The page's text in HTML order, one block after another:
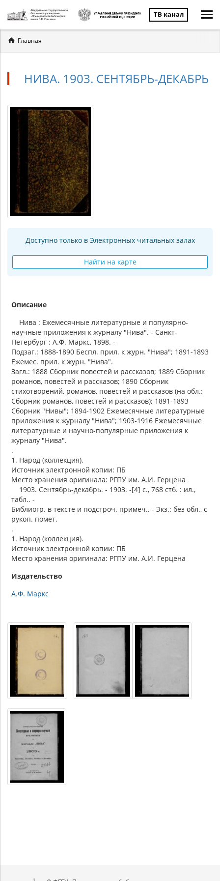
ТВ канал
Вы
здесь
Главная
НИВА. 1903. СЕНТЯБРЬ-ДЕКАБРЬ
Доступно только в Электронных читальных залах
Найти на карте
Описание
Нива : Ежемесячные литературные и популярно-
научные приложения к журналу "Нива". - Санкт-
Петербург : А.Ф. Маркс, 1898. -
Подзаг.: 1888-1890 Беспл. прил. к журн. "Нива"; 1891-1893
Ежемес. прил. к журн. "Нива".
Загл.: 1888 Сборник повестей и рассказов; 1889 Сборник
романов, повестей и рассказов; 1890 Сборник
стихотворений, романов, повестей и рассказов (на обл.:
Сборник романов, повестей и рассказов); 1891-1893
Сборник "Нивы"; 1894-1902 Ежемесячные литературные
приложения к журналу "Нива"; 1903-1916 Ежемесячные
литературные и научно-популярные приложения к
журналу "Нива".
.
1. Народ (коллекция).
Источник электронной копии: ПБ
Место хранения оригинала: РГПУ им. А.И. Герцена
1903. Сентябрь-декабрь. - 1903. -[4] с., 768 стб. : ил.,
табл.. -
Библиогр. в тексте и подстроч. примеч.. - Экз.: без обл., с
рукоп. помет.
.
1. Народ (коллекция).
Источник электронной копии: ПБ
Место хранения оригинала: РГПУ им. А.И. Герцена
Издательство
А.Ф. Маркс